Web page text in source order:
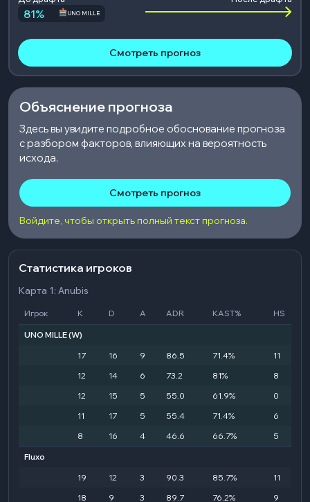
81% UNO MILLE
Смотреть прогноз
Объяснение прогноза
Здесь вы увидите подробное обоснование прогноза
с разбором факторов, влияющих на вероятность
исхода.
Смотреть прогноз
Войдите, чтобы открыть полный текст прогноза.
Статистика игроков
Карта 1: Anubis
Игрок K D A ADR KAST% HS
UNO MILLE(W)
17
16 9 86.5 71.4% 11
12
14 6 73.2 81% 8
12
15 5 55.0 61.9% 0
11
17 5 55.4 71.4% 6
8
16 4 46.6 66.7% 5
Fluxo
19
12 3 90.3 85.7% 11
18
9 3 89.7 76.2% 9